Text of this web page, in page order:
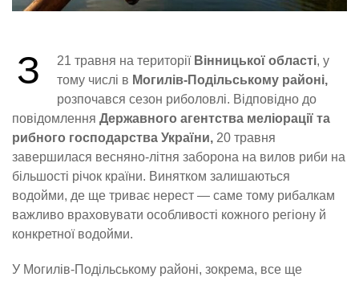
З 21 травня на території Вінницької області, у
тому числі в Могилів-Подільському районі,
розпочався сезон риболовлі. Відповідно до
повідомлення Державного агентства меліорації та
рибного господарства України, 20 травня
завершилася весняно-літня заборона на вилов риби на
більшості річок країни. Винятком залишаються
водойми, де ще триває нерест — саме тому рибалкам
важливо враховувати особливості кожного регіону й
конкретної водойми.
У Могилів-Подільському районі, зокрема, все ще